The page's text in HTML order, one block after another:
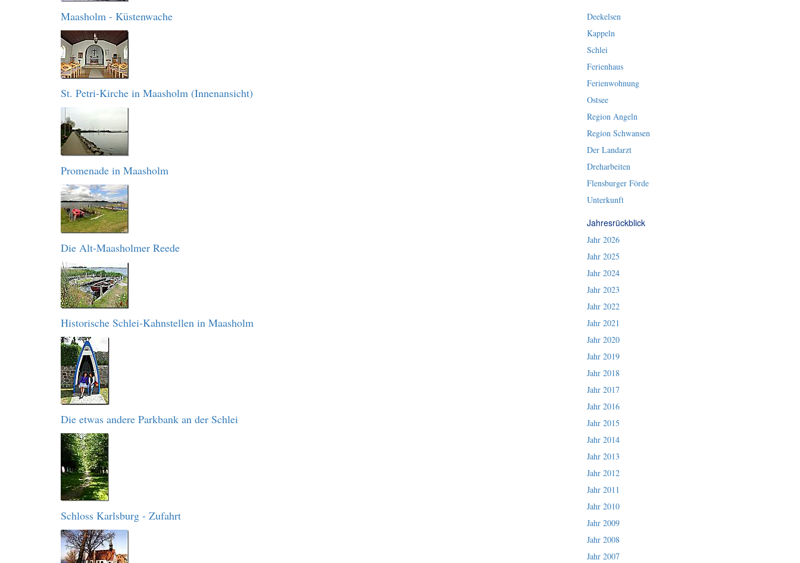
Maasholm - Küstenwache
St. Petri-Kirche in Maasholm (Innenansicht)
Promenade in Maasholm
Die Alt-Maasholmer Reede
Historische Schlei-Kahnstellen in Maasholm
Die etwas andere Parkbank an der Schlei
Schloss Karlsburg - Zufahrt
Deekelsen
Kappeln
Schlei
Ferienhaus
Ferienwohnung
Ostsee
Region Angeln
Region Schwansen
Der Landarzt
Dreharbeiten
Flensburger Förde
Unterkunft
Jahresrückblick
Jahr 2026
Jahr 2025
Jahr 2024
Jahr 2023
Jahr 2022
Jahr 2021
Jahr 2020
Jahr 2019
Jahr 2018
Jahr 2017
Jahr 2016
Jahr 2015
Jahr 2014
Jahr 2013
Jahr 2012
Jahr 2011
Jahr 2010
Jahr 2009
Jahr 2008
Jahr 2007